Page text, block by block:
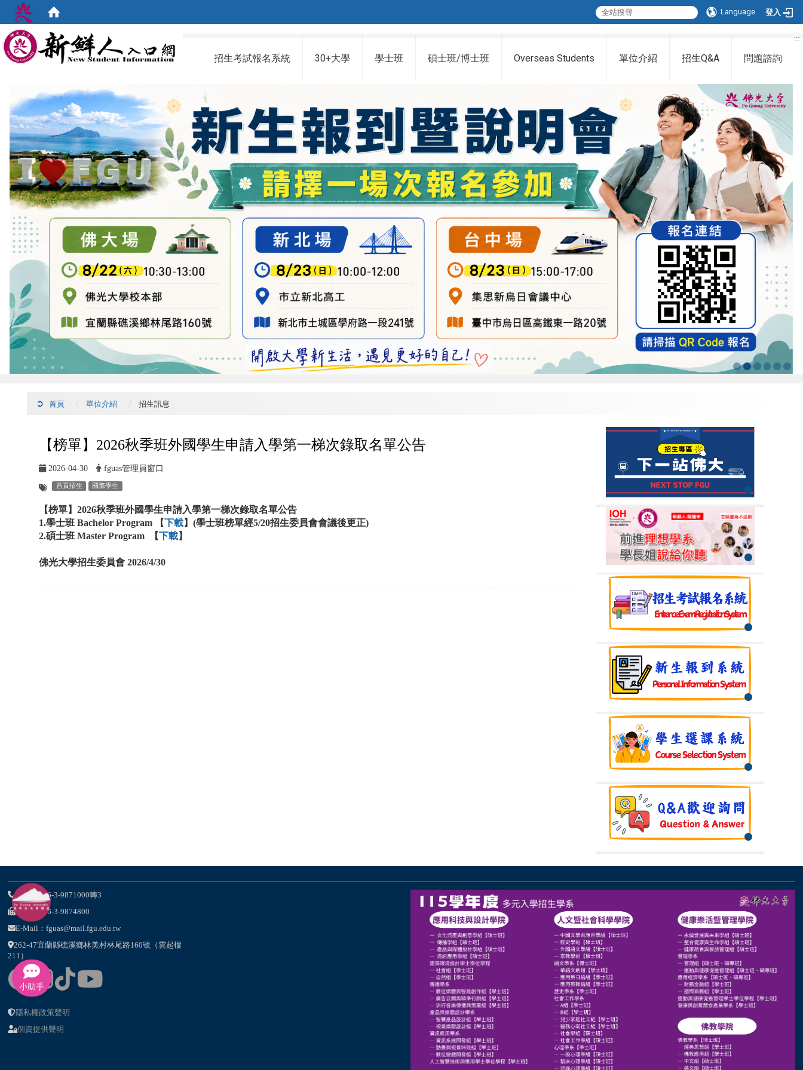
Language 登入
:::
:::
招生考試報名系統
30+大學 學士班 碩士班/博士班 Overseas Students 單位介紹 招生Q&A 問題諮詢
首頁 單位介紹 招生訊息
【榜單】2026秋季班外國學生申請入學第一梯次錄取名單公告
2026-04-30 fguas管理員窗口
首頁招生 國際學生
【榜單】 2026秋季班外國學生申請入學第一梯次錄取名單公告
1.學士班 Bachelor Program 【下載】(學士班榜單經5/20招生委員會會議後更正)
2.碩士班 Master Program 【下載】
佛光大學招生委員會 2026/4/30
電話：886-3-9871000轉3
傳真：886-3-9874800
E-Mail：fguas@mail.fgu.edu.tw
262-47宜蘭縣礁溪鄉林美村林尾路160號（雲起樓
211）
隱私權政策聲明
個資提供聲明
小助手